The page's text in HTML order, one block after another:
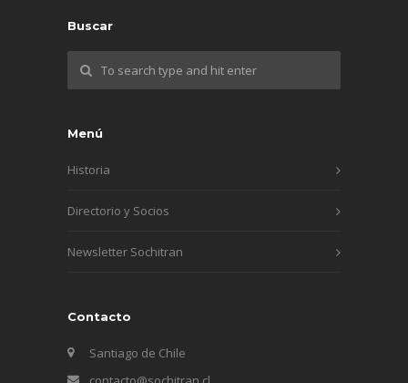
Buscar
Menú
Historia
Directorio y Socios
Newsletter Sochitran
Contacto
Santiago de Chile